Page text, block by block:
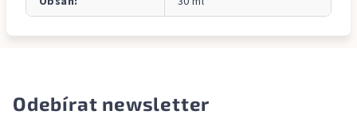
Odebírat newsletter